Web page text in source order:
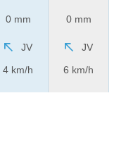
0 mm
JV
4 km/h
0 mm
JV
6 km/h